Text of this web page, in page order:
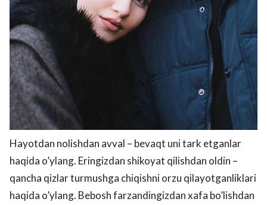
Hayotdan nolishdan avval – bevaqt uni tark etganlar
haqida o’ylang. Eringizdan shikoyat qilishdan oldin –
qancha qizlar turmushga chiqishni orzu qilayotganliklari
haqida o’ylang. Bebosh farzandingizdan xafa bo’lishdan